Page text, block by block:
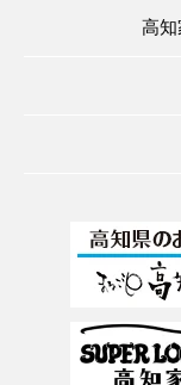
高知